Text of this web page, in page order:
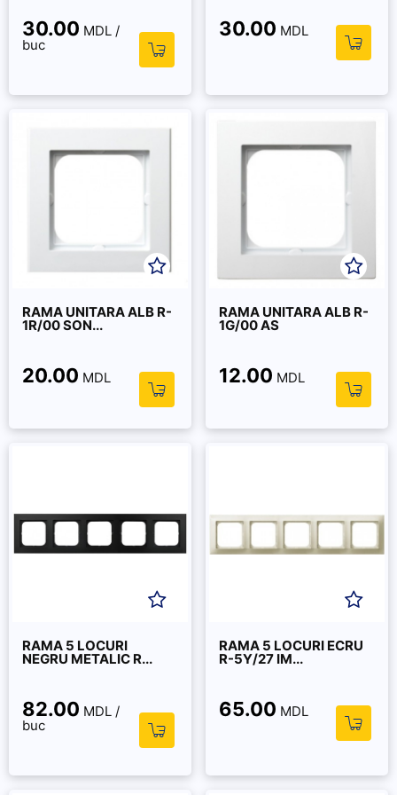
30.00 MDL /
buc
30.00 MDL
RAMA UNITARA ALB R-
1R/00 SON...
20.00 MDL
RAMA UNITARA ALB R-
1G/00 AS
12.00 MDL
RAMA 5 LOCURI
NEGRU METALIC R...
82.00 MDL /
buc
RAMA 5 LOCURI ECRU
R-5Y/27 IM...
65.00 MDL